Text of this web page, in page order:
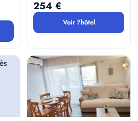
254 €
Voir l'hôtel